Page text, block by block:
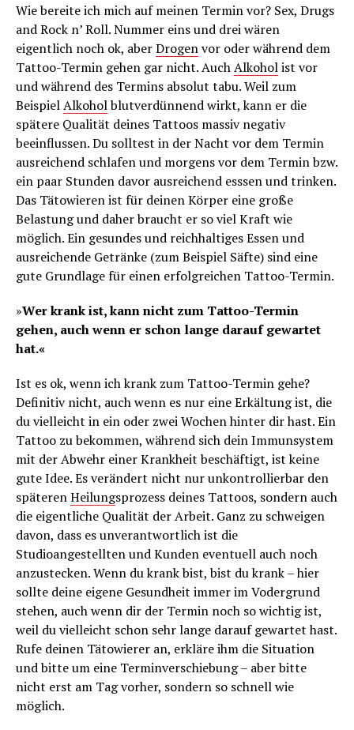
Wie bereite ich mich auf meinen Termin vor? Sex, Drugs
and Rock n’ Roll. Nummer eins und drei wären
eigentlich noch ok, aberDrogenvor oder während dem
Tattoo-Termin gehen gar nicht. AuchAlkoholist vor
und während des Termins absolut tabu. Weil zum
BeispielAlkoholblutverdünnend wirkt, kann er die
spätere Qualität deines Tattoos massiv negativ
beeinflussen. Du solltest in der Nacht vor dem Termin
ausreichend schlafen und morgens vor dem Termin bzw.
ein paar Stunden davor ausreichend esssen und trinken.
Das Tätowieren ist für deinen Körper eine große
Belastung und daher braucht er so viel Kraft wie
möglich. Ein gesundes und reichhaltiges Essen und
ausreichende Getränke (zum Beispiel Säfte) sind eine
gute Grundlage für einen erfolgreichen Tattoo-Termin.
»Wer krank ist, kann nicht zum Tattoo-Termin
gehen, auch wenn er schon lange darauf gewartet
hat.«
Ist es ok, wenn ich krank zum Tattoo-Termin gehe?
Definitiv nicht, auch wenn es nur eine Erkältung ist, die
du vielleicht in ein oder zwei Wochen hinter dir hast. Ein
Tattoo zu bekommen, während sich dein Immunsystem
mit der Abwehr einer Krankheit beschäftigt, ist keine
gute Idee. Es verändert nicht nur unkontrollierbar den
späterenHeilungsprozess deines Tattoos, sondern auch
die eigentliche Qualität der Arbeit. Ganz zu schweigen
davon, dass es unverantwortlich ist die
Studioangestellten und Kunden eventuell auch noch
anzustecken. Wenn du krank bist, bist du krank – hier
sollte deine eigene Gesundheit immer im Vodergrund
stehen, auch wenn dir der Termin noch so wichtig ist,
weil du vielleicht schon sehr lange darauf gewartet hast.
Rufe deinen Tätowierer an, erkläre ihm die Situation
und bitte um eine Terminverschiebung – aber bitte
nicht erst am Tag vorher, sondern so schnell wie
möglich.